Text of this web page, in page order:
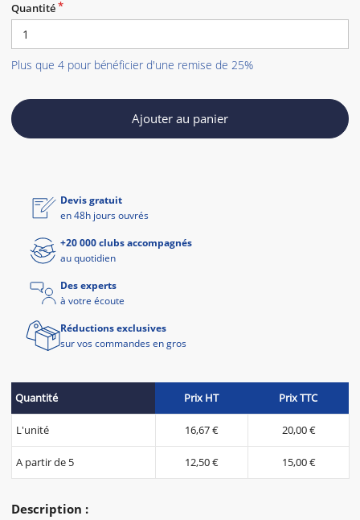
Quantité
Plus que 4 pour bénéficier d'une remise de 25%
Ajouter au panier
Description :
Devis gratuit
en 48h jours ouvrés
+20 000 clubs accompagnés
au quotidien
Des experts
à votre écoute
Réductions exclusives
sur vos commandes en gros
Quantité Prix HT Prix TTC
L'unité 16,67 € 20,00 €
A partir de 5 12,50 € 15,00 €